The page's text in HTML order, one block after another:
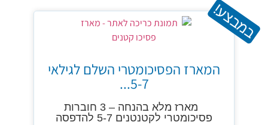
במבצע!
המארז הפסיכומטרי השלם לגילאי
5-7...
מארז מלא בהנחה – 3 חוברות
פסיכומטרי לקטנטנים 5-7 להדפסה